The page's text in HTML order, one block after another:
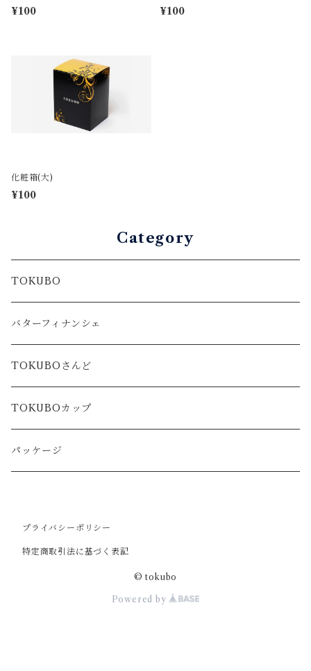
¥100 ¥100
化粧箱(大)
¥100
Category
TOKUBO
バターフィナンシェ
TOKUBOさんど
TOKUBOカップ
パッケージ
プライバシーポリシー
特定商取引法に基づく表記
© tokubo
Powered by